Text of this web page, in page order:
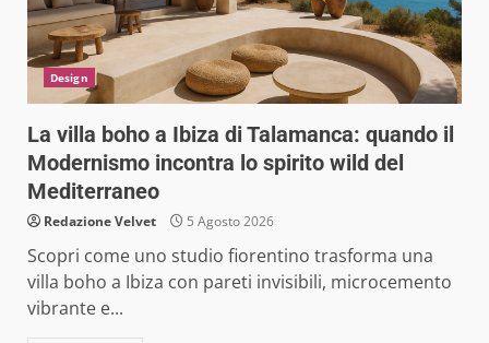
Design
La villa boho a Ibiza di Talamanca: quando il
Modernismo incontra lo spirito wild del
Mediterraneo
Redazione Velvet 5 Agosto 2026
Scopri come uno studio fiorentino trasforma una
villa boho a Ibiza con pareti invisibili, microcemento
vibrante e...